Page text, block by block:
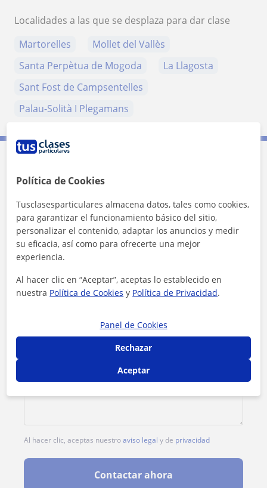
Localidades a las que se desplaza para dar clase
Martorelles
Mollet del Vallès
Santa Perpètua de Mogoda
La Llagosta
Sant Fost de Campsentelles
Palau-Solità I Plegamans
Tarifa 15€/h
1ª clase gratis
Al hacer clic, aceptas nuestroaviso legal y de privacidad
Contactar ahora
Política de Cookies
Tusclasesparticulares almacena datos, tales como cookies,
para garantizar el funcionamiento básico del sitio,
personalizar el contenido, adaptar los anuncios y medir
su eficacia, así como para ofrecerte una mejor
experiencia.
Al hacer clic en “Aceptar”, aceptas lo establecido en
nuestra Política de Cookies y Política de Privacidad.
Panel de Cookies
Rechazar
Aceptar